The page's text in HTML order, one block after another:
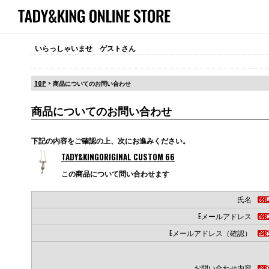
いらっしゃいませ ゲストさん
TOP > 商品についてのお問い合わせ
商品についてのお問い合わせ
下記の内容をご確認の上、次にお進みください。
TADY&KINGORIGINAL CUSTOM 66
この商品について問い合わせます
氏名
Eメールアドレス
Eメールアドレス（確認）